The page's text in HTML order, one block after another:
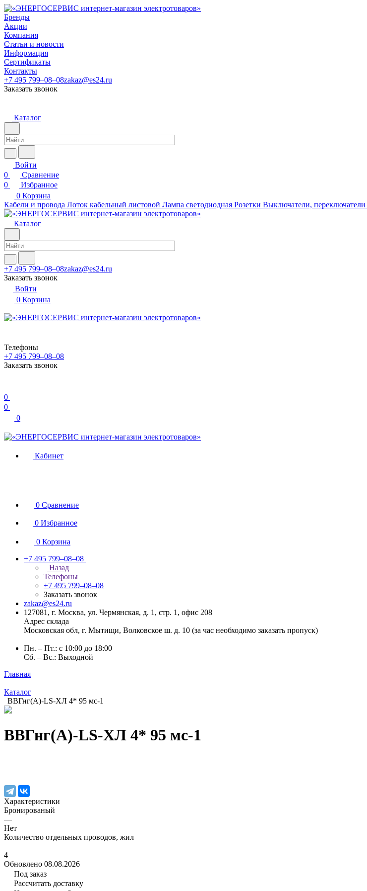
Бренды
Акции
Компания
Статьи и новости
Информация
Сертификаты
Контакты
+7 495 799–08–08zakaz@es24.ru
Заказать звонок
Каталог
Войти
0
Сравнение
0
Избранное
0 Корзина
Кабели и провода Лоток кабельный листовой Лампа светодиодная Розетки Выключатели, переключатели
Каталог
+7 495 799–08–08zakaz@es24.ru
Заказать звонок
Войти
0 Корзина
Телефоны
+7 495 799–08–08
Заказать звонок
0
0
0
Кабинет
0 Сравнение
0 Избранное
0 Корзина
+7 495 799–08–08
Назад
Телефоны
+7 495 799–08–08
Заказать звонок
zakaz@es24.ru
127081, г. Москва, ул. Чермянская, д. 1, стр. 1, офис 208
Адрес склада
Московская обл, г. Мытищи, Волковское ш. д. 10 (за час необходимо заказать пропуск)
Пн. – Пт.: с 10:00 до 18:00
Сб. – Вс.: Выходной
Главная
Каталог
ВВГнг(А)-LS-ХЛ 4* 95 мс-1
ВВГнг(А)-LS-ХЛ 4* 95 мс-1
Характеристики
Бронированый
—
Нет
Количество отдельных проводов, жил
—
4
Обновлено 08.08.2026
Под заказ
Рассчитать доставку